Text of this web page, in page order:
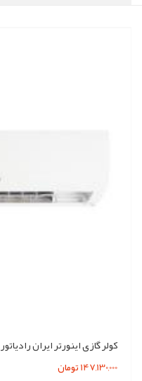
کولر گازی اینورتر ایران رادیاتور 30000 مدلIAC-30CH/XA-I/A
147,130,000 تومان